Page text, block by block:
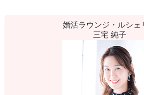
婚活ラウンジ・ルシェ
三宅 純子